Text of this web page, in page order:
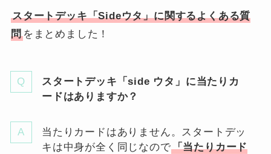
スタートデッキ「Sideウタ」に関するよくある質
問をまとめました！
スタートデッキ「side ウタ」に当たりカ
ードはありますか？
当たりカードはありません。スタートデッ
キは中身が全く同じなので「当たりカード